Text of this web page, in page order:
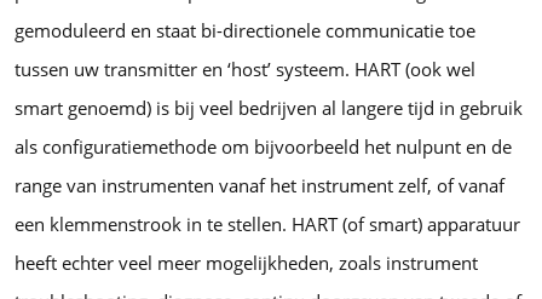
gemoduleerd en staat bi-directionele communicatie toe
tussen uw transmitter en ‘host’ systeem. HART (ook wel
smart genoemd) is bij veel bedrijven al langere tijd in gebruik
als configuratiemethode om bijvoorbeeld het nulpunt en de
range van instrumenten vanaf het instrument zelf, of vanaf
een klemmenstrook in te stellen. HART (of smart) apparatuur
heeft echter veel meer mogelijkheden, zoals instrument